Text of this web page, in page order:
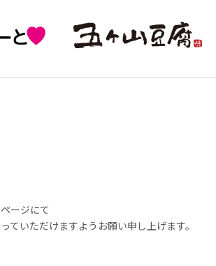
ージにて
いただけますようお願い申し上げます。